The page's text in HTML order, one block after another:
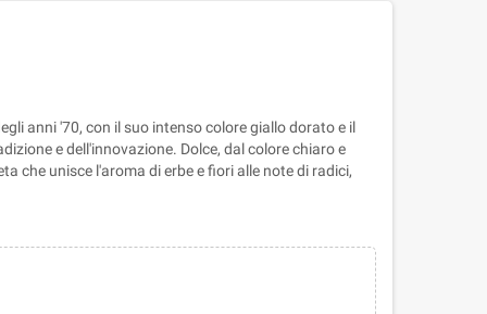
anni '70, con il suo intenso colore giallo dorato e il
e dell'innovazione. Dolce, dal colore chiaro e
che unisce l'aroma di erbe e fiori alle note di radici,